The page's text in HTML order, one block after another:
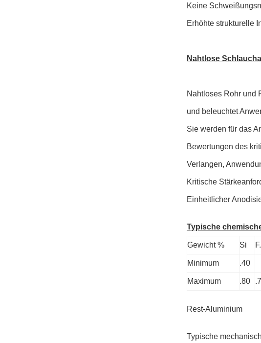
Keine
Erhöhte strukturelle
Nahtlose
Nahtloses Rohr und
und beleuchtet
Sie werden für das
Bewertungen des
Verlangen,
Kritische
Einheitlicher
Typische
Gewicht % Si
Minimum .40
Maximum .80
Rest-Aluminium
Typische